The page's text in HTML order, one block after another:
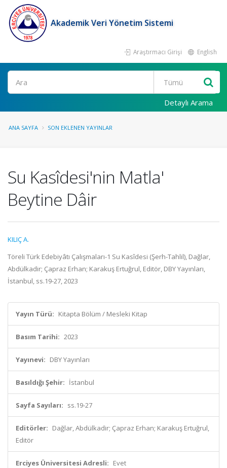
Akademik Veri Yönetim Sistemi
Araştırmacı Girişi English
Ara
Detaylı Arama
ANA SAYFA SON EKLENEN YAYINLAR
Su Kasîdesi'nin Matla'
Beytine Dâir
KILIÇ A.
Töreli Türk Edebiyâtı Çalışmaları-1 Su Kasîdesi (Şerh-Tahlil), Dağlar,
Abdülkadir; Çapraz Erhan; Karakuş Ertuğrul, Editör, DBY Yayınları,
İstanbul, ss.19-27, 2023
Yayın Türü: Kitapta Bölüm / Mesleki Kitap
Basım Tarihi: 2023
Yayınevi: DBY Yayınları
Basıldığı Şehir: İstanbul
Sayfa Sayıları: ss.19-27
Editörler: Dağlar, Abdülkadir; Çapraz Erhan; Karakuş Ertuğrul,
Editör
Erciyes Üniversitesi Adresli: Evet